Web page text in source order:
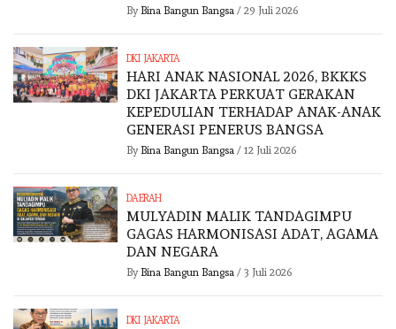
By Bina Bangun Bangsa/ 29 Juli 2026
DKI JAKARTA
HARI ANAK NASIONAL 2026, BKKKS
DKI JAKARTA PERKUAT GERAKAN
KEPEDULIAN TERHADAP ANAK-ANAK
GENERASI PENERUS BANGSA
By Bina Bangun Bangsa/ 12 Juli 2026
DAERAH
MULYADIN MALIK TANDAGIMPU
GAGAS HARMONISASI ADAT, AGAMA
DAN NEGARA
By Bina Bangun Bangsa/ 3 Juli 2026
DKI JAKARTA